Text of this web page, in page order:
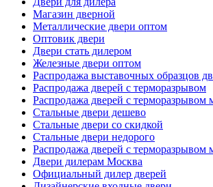
Магазин дверной
Металлические двери оптом
Оптовик двери
Двери стать дилером
Железные двери оптом
Распродажа выставочных образцов
Распродажа дверей с терморазрывом
Распродажа дверей с терморазрывом
Стальные двери дешево
Стальные двери со скидкой
Стальные двери недорого
Распродажа дверей с терморазрывом
Двери дилерам Москва
Официальный дилер дверей